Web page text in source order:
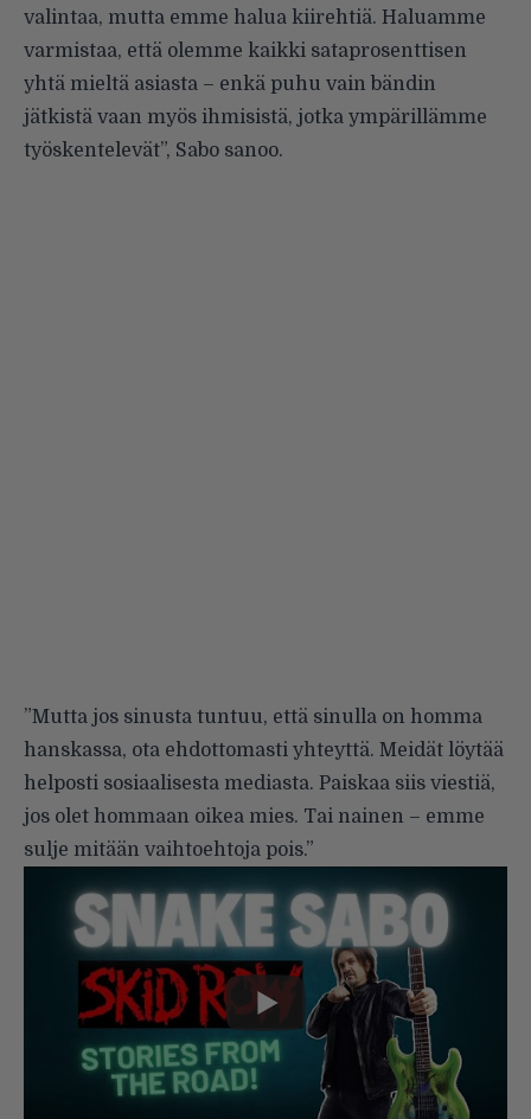
valintaa, mutta emme halua kiirehtiä. Haluamme
varmistaa, että olemme kaikki sataprosenttisen
yhtä mieltä asiasta – enkä puhu vain bändin
jätkistä vaan myös ihmisistä, jotka ympärillämme
työskentelevät”, Sabo sanoo.
”Mutta jos sinusta tuntuu, että sinulla on homma
hanskassa, ota ehdottomasti yhteyttä. Meidät löytää
helposti sosiaalisesta mediasta. Paiskaa siis viestiä,
jos olet hommaan oikea mies. Tai nainen – emme
sulje mitään vaihtoehtoja pois.”